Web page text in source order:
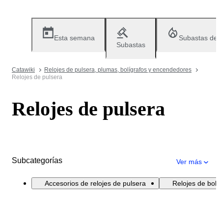
Esta semana
Subastas
Subastas
Catawiki
Relojes de pulsera, plumas, bolígrafos y encendedores
Relojes de pulsera
Relojes de pulsera
Subcategorías Ver más
Accesorios de relojes de pulsera Relojes de